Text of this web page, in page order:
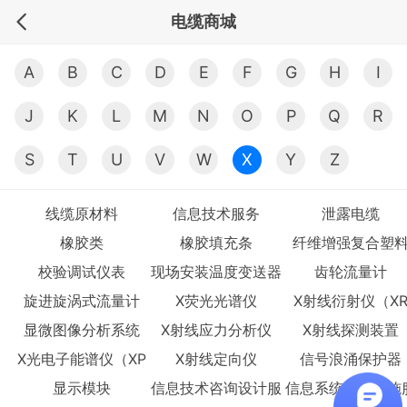
电缆商城
A B C D E F G H I
J K L M N O P Q R
S T U V W X Y Z
线缆原材料 信息技术服务
泄露电缆
橡胶类
橡胶填充条
纤维增强复合塑
校验调试仪表
现场安装温度变送器
齿轮流量计
旋进旋涡式流量计
X荧光光谱仪
X射线衍射仪（XR
D）
显微图像分析系统 X射线应力分析仪
X射线探测装置
X光电子能谱仪（XP
S/ESCA)
X射线定向仪
信号浪涌保护器
显示模块
信息技术咨询设计服 信息系统集成实施